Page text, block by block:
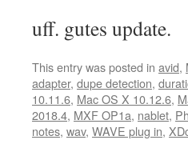
uff. gutes update.
This entry was posted in avid,
adapter, dupe detection,
10.11.6, Mac OS X 10.12.6,
2018.4, MXF OP1a, nablet,
notes, wav, WAVE plug in,